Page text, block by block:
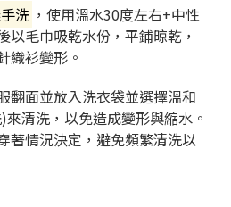
洗 ，使用溫水30度左右+中性
以毛巾吸乾水份，平鋪晾乾，
織衫變形。
翻面並放入洗衣袋並選擇溫和
清洗，以免造成變形與縮水。
著情況決定，避免頻繁清洗以